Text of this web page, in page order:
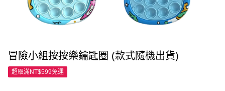
冒險小組按按樂鑰匙圈 (款式隨機出貨)
超取滿NT$599免運